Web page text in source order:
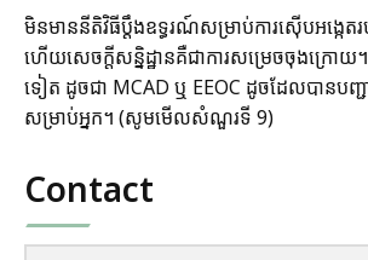
មិនមាននីតិវិធីប្តឹងឧទ្ធរណ៍សម្រាប់ការស៊ើបអង្កេត
ហើយសេចក្តីសន្និដ្ឋានគឺជាការសម្រេចចុងក្រោយ
ទៀត ដូចជា MCAD ឬ EEOC ដូចដែលបានបញ្
សម្រាប់អ្នក។ (សូមមើលសំណួរទី 9)
Contact